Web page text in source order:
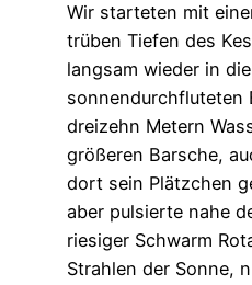
Wir starteten mit
trüben Tiefen des
langsam wieder in die
sonnendurchfluteten
dreizehn Metern
größeren Barsche,
dort sein Plätzchen
aber pulsierte nahe
riesiger Schwarm
Strahlen der Sonne,